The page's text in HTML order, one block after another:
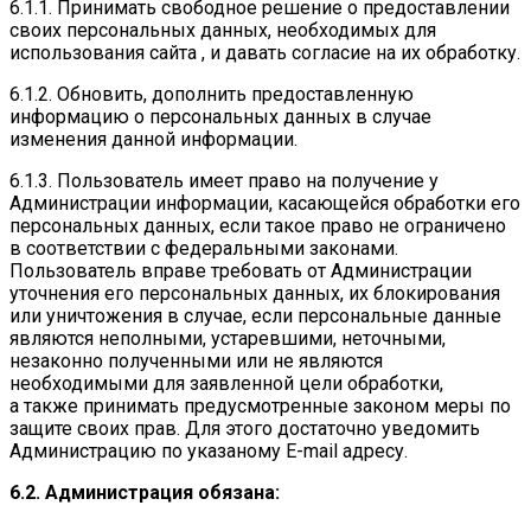
6.1.1. Принимать свободное решение о предоставлении
своих персональных данных, необходимых для
использования сайта , и давать согласие на их обработку.
6.1.2. Обновить, дополнить предоставленную
информацию о персональных данных в случае
изменения данной информации.
6.1.3. Пользователь имеет право на получение у
Администрации информации, касающейся обработки его
персональных данных, если такое право не ограничено
в соответствии с федеральными законами.
Пользователь вправе требовать от Администрации
уточнения его персональных данных, их блокирования
или уничтожения в случае, если персональные данные
являются неполными, устаревшими, неточными,
незаконно полученными или не являются
необходимыми для заявленной цели обработки,
а также принимать предусмотренные законом меры по
защите своих прав. Для этого достаточно уведомить
Администрацию по указаному E-mail адресу.
6.2. Администрация обязана: